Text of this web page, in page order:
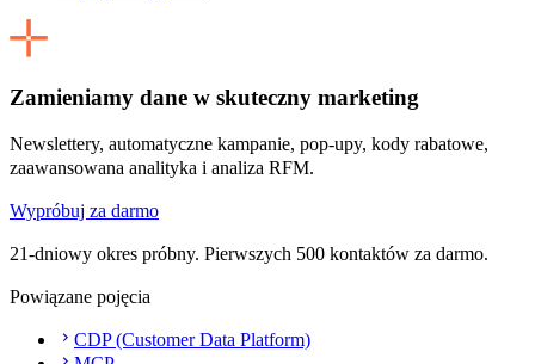
Zamieniamy dane w skuteczny marketing
Newslettery, automatyczne kampanie, pop-upy, kody rabatowe,
zaawansowana analityka i analiza RFM.
Wypróbuj za darmo
21-dniowy okres próbny. Pierwszych 500 kontaktów za darmo.
Powiązane pojęcia
CDP (Customer Data Platform)